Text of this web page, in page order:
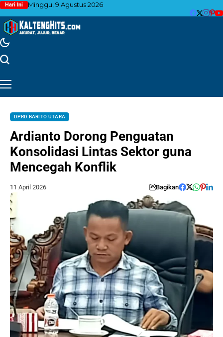
Hari Ini Minggu, 9 Agustus 2026
DPRD BARITO UTARA
Ardianto Dorong Penguatan
Konsolidasi Lintas Sektor guna
Mencegah Konflik
11 April 2026 Bagikan